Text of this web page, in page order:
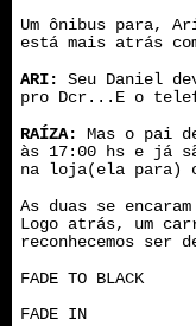
Um ônibus para,
está mais atrás
ARI:
Seu Daniel
pro Dcr...E o
RAÍZA:
Mas o pai
às 17:00 hs e já
na loja(ela para)
As duas se
Logo atrás, um
reconhecemos ser
FADE TO BLACK
FADE IN